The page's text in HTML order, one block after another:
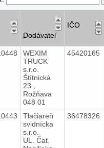
Dodávateľ
IČO
WEXIM
TRUCK
s.r.o.
Štítnická
23.,
Rožňava
048 01
45420165
Tlačiareň
svidnícka
s.r.o.
UL. Čat.
36478326